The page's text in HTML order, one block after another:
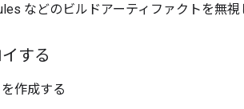
などのビルドアーティファクトを無視
する
作成する